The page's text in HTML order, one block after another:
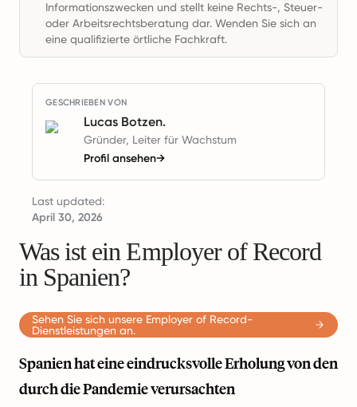
Informationszwecken und stellt keine Rechts-, Steuer-
oder Arbeitsrechtsberatung dar. Wenden Sie sich an
eine qualifizierte örtliche Fachkraft.
GESCHRIEBEN VON
Lucas Botzen.
Gründer, Leiter für Wachstum
Profil ansehen→
Last updated:
April 30, 2026
Was ist ein Employer of Record
in Spanien?
Sehen Sie sich unsere Employer of Record-
Dienstleistungen an.
Spanien hat eine eindrucksvolle Erholung von den
durch die Pandemie verursachten